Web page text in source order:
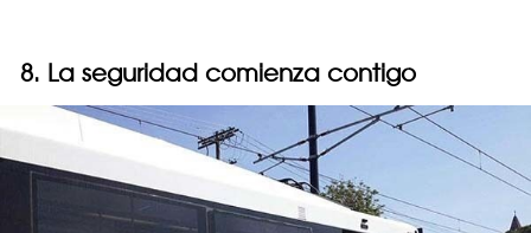
8. La seguridad comienza contigo